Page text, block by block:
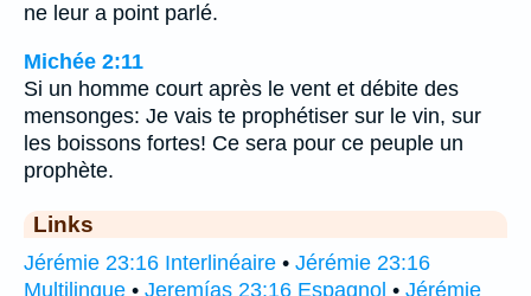
ne leur a point parlé.
Michée 2:11
Si un homme court après le vent et débite des
mensonges: Je vais te prophétiser sur le vin, sur
les boissons fortes! Ce sera pour ce peuple un
prophète.
Links
Jérémie 23:16 Interlinéaire • Jérémie 23:16
Multilingue • Jeremías 23:16 Espagnol • Jérémie